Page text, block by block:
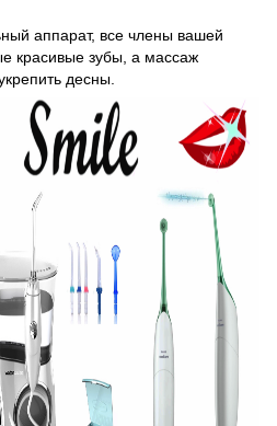
аппарат, все члены вашей
красивые зубы, а массаж
десны.